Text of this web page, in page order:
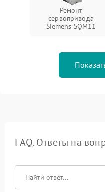
Ремонт
сервопривода
Siemens SQM11
FAQ. Ответы на